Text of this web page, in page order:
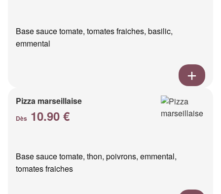
Base sauce tomate, tomates fraiches, basilic,
emmental
Pizza marseillaise
Dès 10.90 €
Base sauce tomate, thon, poivrons, emmental,
tomates fraiches